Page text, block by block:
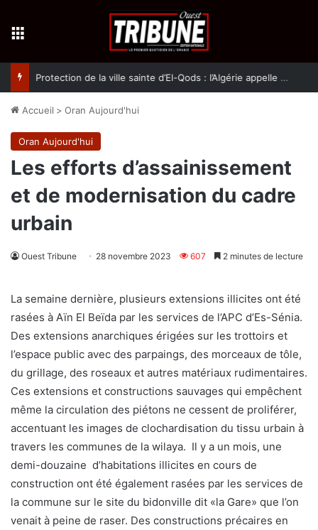
Protection de la ville sainte d’El-Qods : l’Algérie appelle à une action collective
Accueil > Oran Aujourd'hui
Oran Aujourd'hui
Les efforts d’assainissement
et de modernisation du cadre
urbain
Ouest Tribune 28 novembre 2023 607 2 minutes de lecture
La semaine dernière, plusieurs extensions illicites ont été
rasées à Aïn El Beïda par les services de l’APC d’Es-Sénia.
Des extensions anarchiques érigées sur les trottoirs et
l’espace public avec des parpaings, des morceaux de tôle,
du grillage, des roseaux et autres matériaux rudimentaires.
Ces extensions et constructions sauvages qui empêchent
même la circulation des piétons ne cessent de proliférer,
accentuant les images de clochardisation du tissu urbain à
travers les communes de la wilaya. Il y a un mois, une
demi-douzaine d’habitations illicites en cours de
construction ont été également rasées par les services de
la commune sur le site du bidonville dit «la Gare» que l’on
venait à peine de raser. Des constructions précaires en